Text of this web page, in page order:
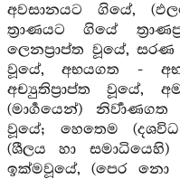
අවසානයට ගියේ,
ත්‍රාණයට ගියේ
ලෙනප්‍රාප්ත වූයේ, සරණ
වූයේ, අභයගත -
අච්‍යුතිප්‍රාප්ත වූයේ,
(මාර්‍ගයෙන්)
වූයේ; හෙතෙම
(ශීලය හා
ඉක්මවූයේ, (පෙර